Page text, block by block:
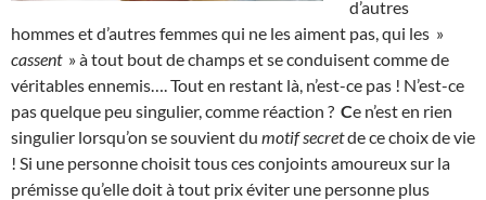
d’autres
hommes et d’autres femmes qui ne les aiment pas, qui les »
cassent» à tout bout de champs et se conduisent comme de
véritables ennemis…. Tout en restant là, n’est-ce pas ! N’est-ce
pas quelque peu singulier, comme réaction ? Ce n’est en rien
singulier lorsqu’on se souvient du motif secretde ce choix de vie
! Si une personne choisit tous ces conjoints amoureux sur la
prémisse qu’elle doit à tout prix éviter une personne plus